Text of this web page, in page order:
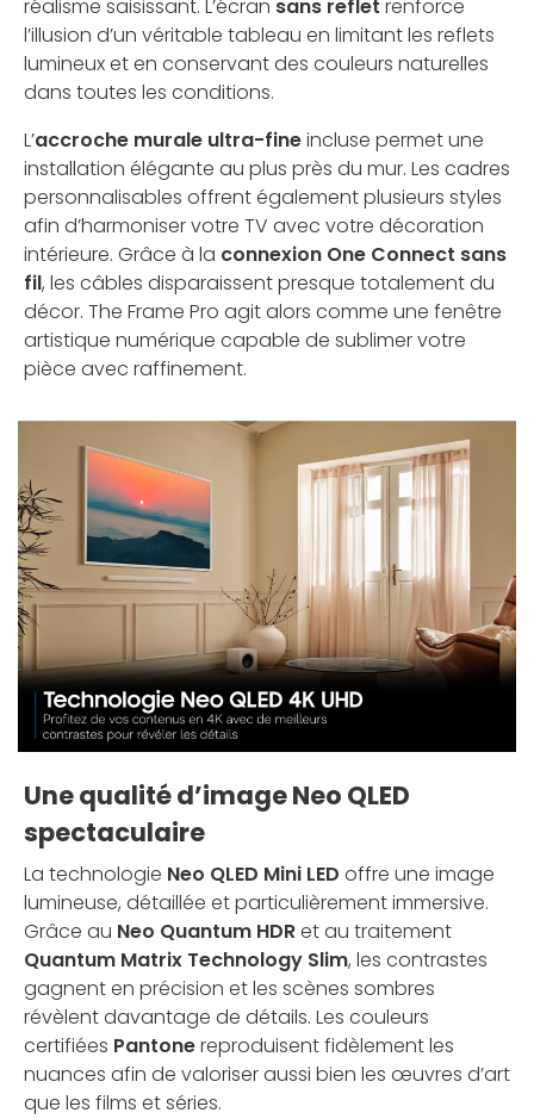
réalisme saisissant. L’écran sans reflet renforce
l’illusion d’un véritable tableau en limitant les reflets
lumineux et en conservant des couleurs naturelles
dans toutes les conditions.
L’accroche murale ultra-fineincluse permet une
installation élégante au plus près du mur. Les cadres
personnalisables offrent également plusieurs styles
afin d’harmoniser votre TV avec votre décoration
intérieure. Grâce à la connexion One Connect sans
fil, les câbles disparaissent presque totalement du
décor. The Frame Pro agit alors comme une fenêtre
artistique numérique capable de sublimer votre
pièce avec raffinement.
Une qualité d’image Neo QLED
spectaculaire
La technologie Neo QLED Mini LED offre une image
lumineuse, détaillée et particulièrement immersive.
Grâce au Neo Quantum HDRet au traitement
Quantum Matrix Technology Slim, les contrastes
gagnent en précision et les scènes sombres
révèlent davantage de détails. Les couleurs
certifiées Pantonereproduisent fidèlement les
nuances afin de valoriser aussi bien les œuvres d’art
que les films et séries.